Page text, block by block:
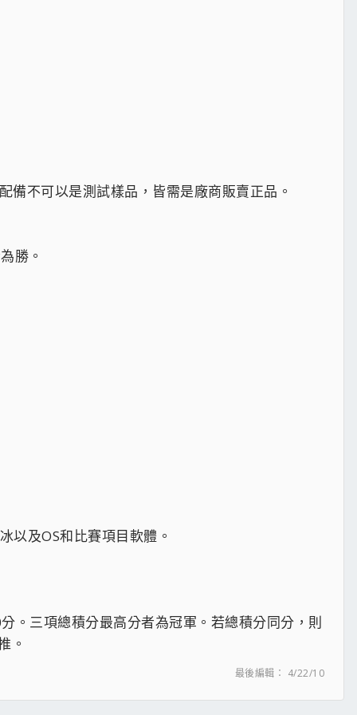
不可以是測試樣品，皆需是廠商販賣正品。
勝。
以及OS和比賽項目軟體。
。三項總積分最高分者為冠軍。若總積分同分，則
。
最後編輯： 4/22/10